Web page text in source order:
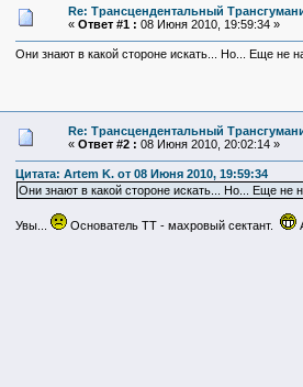
Re: Трансцендентальный
« Ответ #1 : 08 Июня 2010, 19:59:34 »
Они знают в какой стороне искать... Но... Еще не
Re: Трансцендентальный
« Ответ #2 : 08 Июня 2010, 20:02:14 »
Цитата: Artem K. от 08 Июня 2010, 19:59:34
Они знают в какой стороне искать... Но... Еще не
Увы... Основатель ТТ - махровый сектант.